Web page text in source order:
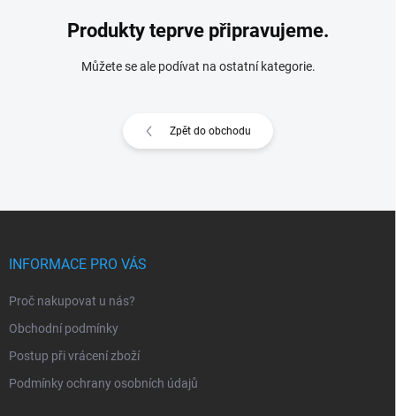
Produkty teprve připravujeme.
Můžete se ale podívat na ostatní kategorie.
Zpět do obchodu
INFORMACE PRO VÁS
Proč nakupovat u nás?
Obchodní podmínky
Postup při vrácení zboží
Podmínky ochrany osobních údajů